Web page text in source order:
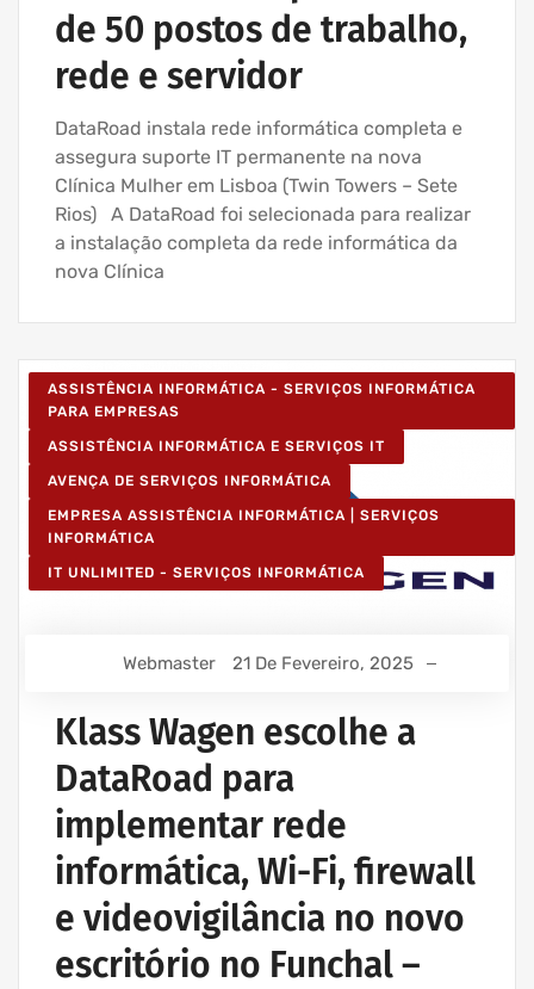
de 50 postos de trabalho,
rede e servidor
DataRoad instala rede informática completa e
assegura suporte IT permanente na nova
Clínica Mulher em Lisboa (Twin Towers – Sete
Rios) A DataRoad foi selecionada para realizar
a instalação completa da rede informática da
nova Clínica
ASSISTÊNCIA INFORMÁTICA - SERVIÇOS INFORMÁTICA
PARA EMPRESAS
ASSISTÊNCIA INFORMÁTICA E SERVIÇOS IT
AVENÇA DE SERVIÇOS INFORMÁTICA
EMPRESA ASSISTÊNCIA INFORMÁTICA | SERVIÇOS
INFORMÁTICA
IT UNLIMITED - SERVIÇOS INFORMÁTICA
Webmaster 21 De Fevereiro, 2025
Klass Wagen escolhe a
DataRoad para
implementar rede
informática, Wi-Fi, firewall
e videovigilância no novo
escritório no Funchal –